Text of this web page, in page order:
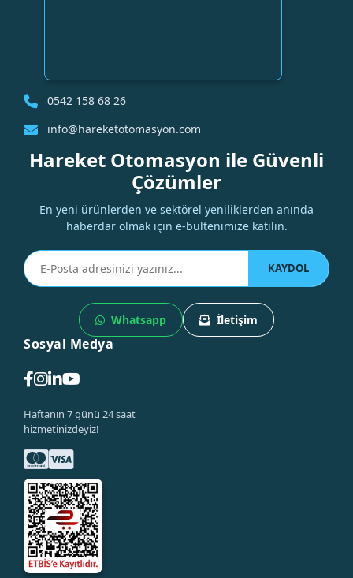
0542 158 68 26
info@hareketotomasyon.com
Hareket Otomasyon ile Güvenli
Çözümler
En yeni ürünlerden ve sektörel yeniliklerden anında
haberdar olmak için e-bültenimize katılın.
KAYDOL
Whatsapp İletişim
Sosyal Medya
Haftanın 7 günü 24 saat
hizmetinizdeyiz!